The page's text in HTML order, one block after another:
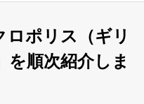
ポリス（ギリ
順次紹介しま